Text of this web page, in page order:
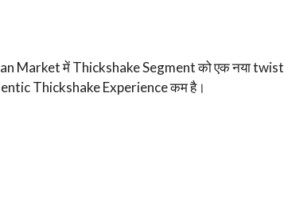
Market में Thickshake Segment को एक नया twist
Thickshake Experience कम है।